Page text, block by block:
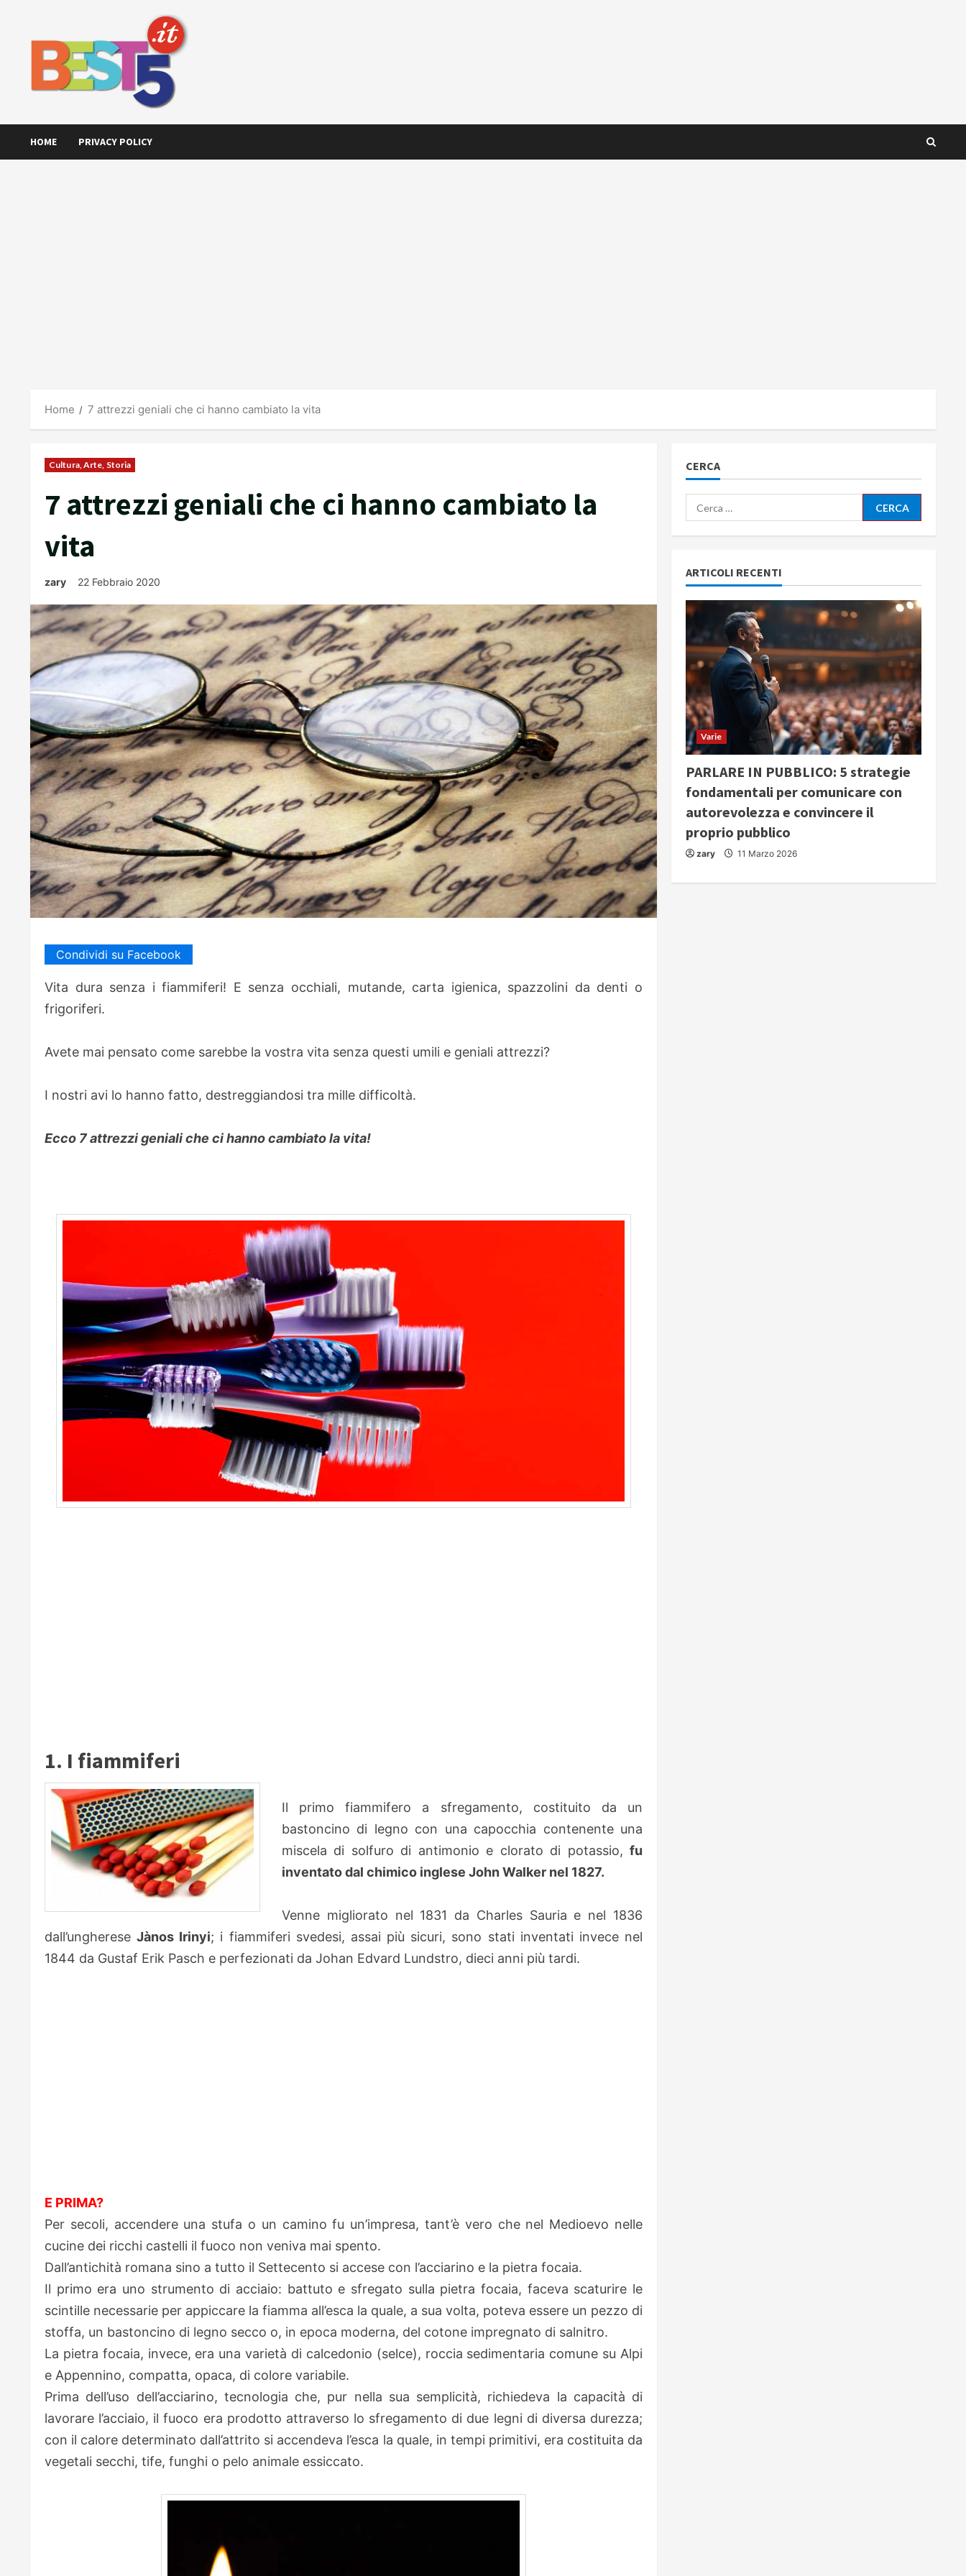
HOME PRIVACY POLICY
Home 7 attrezzi geniali che ci hanno cambiato la vita
Cultura, Arte, Storia
7 attrezzi geniali che ci hanno cambiato la
vita
zary 22 Febbraio 2020
Condividi su Facebook
Vita dura senza i fiammiferi! E senza occhiali, mutande, carta igienica, spazzolini da denti o
frigoriferi.
Avete mai pensato come sarebbe la vostra vita senza questi umili e geniali attrezzi?
I nostri avi lo hanno fatto, destreggiandosi tra mille difficoltà.
Ecco 7 attrezzi geniali che ci hanno cambiato la vita!
1. I fiammiferi
Il primo fiammifero a sfregamento, costituito da un
bastoncino di legno con una capocchia contenente una
miscela di solfuro di antimonio e clorato di potassio, fu
inventato dal chimico inglese John Walker nel 1827.
Venne migliorato nel 1831 da Charles Sauria e nel 1836
dall’unghereseJànos Irinyi; i fiammiferi svedesi, assai più sicuri, sono stati inventati invece nel
1844 da Gustaf Erik Pasch e perfezionati da Johan Edvard Lundstro, dieci anni più tardi.
E PRIMA?
Per secoli, accendere una stufa o un camino fu un’impresa, tant’è vero che nel Medioevo nelle
cucine dei ricchi castelli il fuoco non veniva mai spento.
Dall’antichità romana sino a tutto il Settecento si accese con l’acciarino e la pietra focaia.
Il primo era uno strumento di acciaio: battuto e sfregato sulla pietra focaia, faceva scaturire le
scintille necessarie per appiccare la fiamma all’esca la quale, a sua volta, poteva essere un pezzo di
stoffa, un bastoncino di legno secco o, in epoca moderna, del cotone impregnato di salnitro.
La pietra focaia, invece, era una varietà di calcedonio (selce), roccia sedimentaria comune su Alpi
e Appennino, compatta, opaca, di colore variabile.
Prima dell’uso dell’acciarino, tecnologia che, pur nella sua semplicità, richiedeva la capacità di
lavorare l’acciaio, il fuoco era prodotto attraverso lo sfregamento di due legni di diversa durezza;
con il calore determinato dall’attrito si accendeva l’esca la quale, in tempi primitivi, era costituita da
vegetali secchi, tife, funghi o pelo animale essiccato.
CERCA
Ricerca
per:
ARTICOLI RECENTI
Varie
PARLARE IN PUBBLICO: 5 strategie
fondamentali per comunicare con
autorevolezza e convincere il
proprio pubblico
zary 11 Marzo 2026